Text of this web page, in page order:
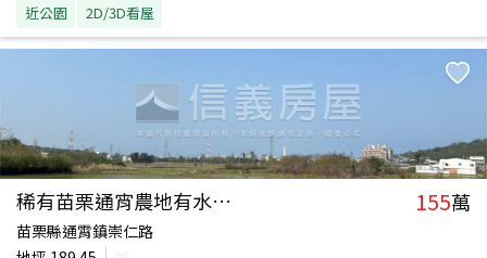
近公園 2D/3D看屋
稀有苗栗通宵農地有水有電 155萬
苗栗縣通霄鎮崇仁路